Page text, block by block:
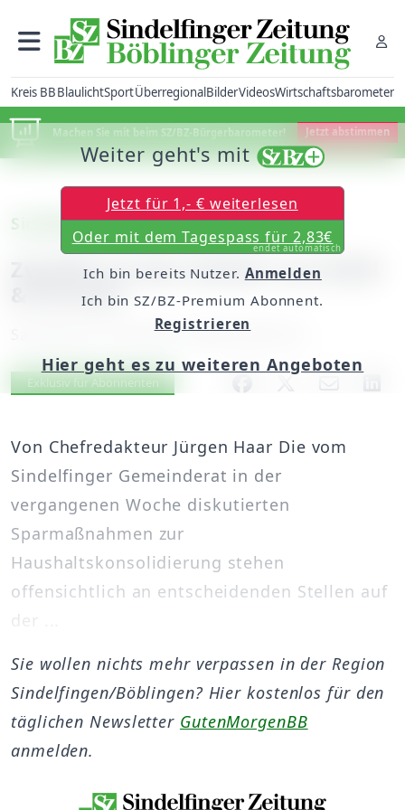
Kreis BBBlaulichtSportÜberregionalBilderVideosWirtschaftsbarometer
Machen Sie mit beim SZ/BZ-Bürgerbarometer! Jetzt abstimmen
Sindelfingen: Sitzung fällt aus
Zweifel an den Zahlen von Rödl
& Partner
Samstag, 05. Dezember 2009, 00:00 Uhr
Artikel vorlesen
Exklusiv für Abonnenten
Von Chefredakteur Jürgen Haar Die vom
Sindelfinger Gemeinderat in der
vergangenen Woche diskutierten
Sparmaßnahmen zur
Haushaltskonsolidierung stehen
offensichtlich an entscheidenden Stellen auf
der ...
Weiter geht's mit
Jetzt für 1,- € weiterlesen
Oder mit dem Tagespass für 2,83€
endet automatisch
Ich bin bereits Nutzer. Anmelden
Ich bin SZ/BZ-Premium Abonnent.
Registrieren
Hier geht es zu weiteren Angeboten
Sie wollen nichts mehr verpassen in der Region
Sindelfingen/Böblingen? Hier kostenlos für den
täglichen Newsletter GutenMorgenBB
anmelden.